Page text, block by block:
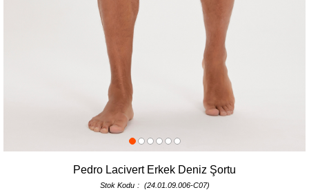
Pedro Lacivert Erkek Deniz Şortu
Stok Kodu (24.01.09.006-C07)